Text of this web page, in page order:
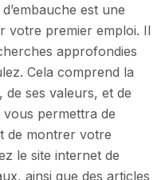
est une
votre premier emploi. Il
approfondies
Cela comprend la
de ses valeurs, et de
permettra de
de montrer votre
le site internet de
ainsi que des articles